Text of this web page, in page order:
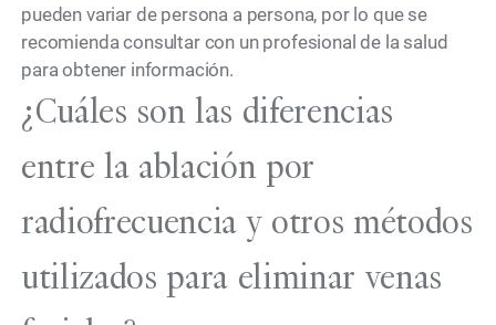
pueden variar de persona a persona, por lo que se
recomienda consultar con un profesional de la salud
para obtener información.
¿Cuáles son las diferencias
entre la ablación por
radiofrecuencia y otros métodos
utilizados para eliminar venas